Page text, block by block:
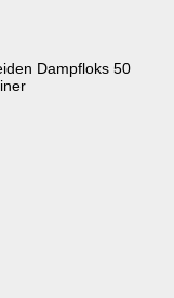
Dampfloks 50